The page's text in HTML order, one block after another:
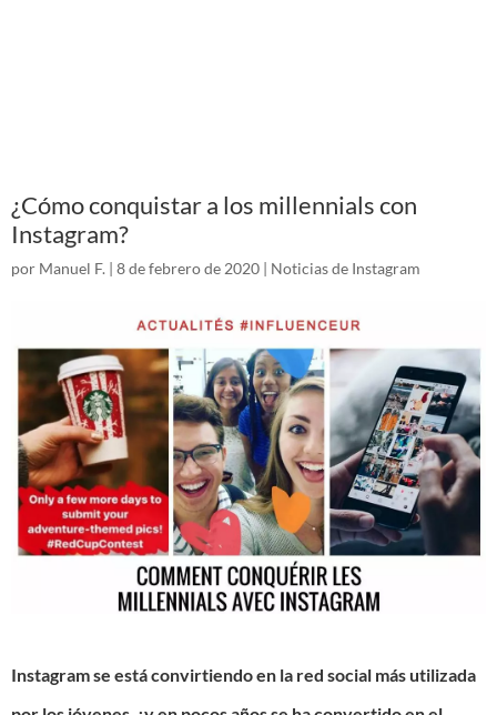
¿Cómo conquistar a los millennials con
Instagram?
por Manuel F. | 8 de febrero de 2020 | Noticias de Instagram
Instagram se está convirtiendo en la red social más utilizada